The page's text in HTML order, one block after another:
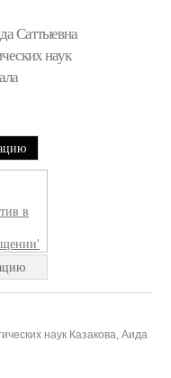
Саттыевна
наук
наук Казакова, Аида